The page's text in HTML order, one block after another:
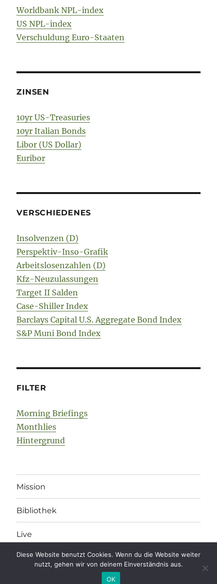
Worldbank NPL-index
US NPL-index
Verschuldung Euro-Staaten
ZINSEN
10yr US-Treasuries
10yr Italian Bonds
Libor (US Dollar)
Euribor
VERSCHIEDENES
Insolvenzen (D)
Perspektiv-Inso-Grafik
Arbeitslosenzahlen (D)
Kfz-Neuzulassungen
Target II Salden
Case-Shiller Index
Barclays Capital U.S. Aggregate Bond Index
S&P Muni Bond Index
FILTER
Morning Briefings
Monthlies
Hintergrund
Mission
Bibliothek
Live
legonomics Impressum/Datenschutz/
Diese Website benutzt Cookies. Wenn du die Website weiter
nutzt, gehen wir von deinem Einverständnis aus.
OK